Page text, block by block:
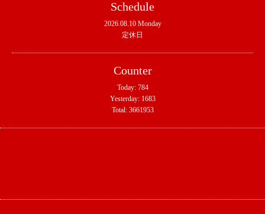
Schedule
2026.08.10 Monday
定休日
Counter
Today: 784
Yesterday: 1683
Total: 3661953